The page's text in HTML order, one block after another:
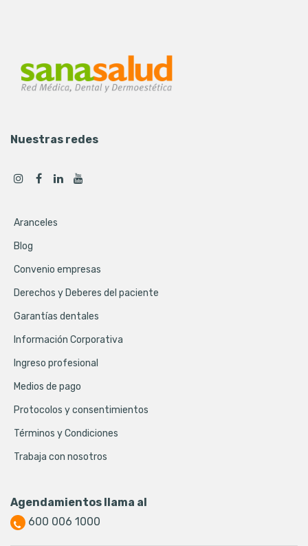
Nuestras redes
Aranceles
Blog
Convenio empresas
Derechos y Deberes del paciente
Garantías dentales
Información Corporativa
Ingreso profesional
Medios de pago
Protocolos y consentimientos
Términos y Condiciones
Trabaja con nosotros
Agendamientos llama al
600 006 1000